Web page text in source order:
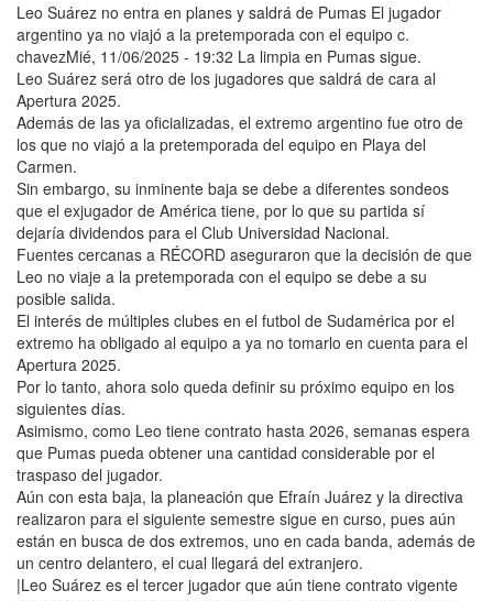
Leo Suárez no entra en planes y saldrá de Pumas El jugador
argentino ya no viajó a la pretemporada con el equipo c.
chavezMié, 11/06/2025 - 19:32 La limpia en Pumas sigue.
Leo Suárez será otro de los jugadores que saldrá de cara al
Apertura 2025.
Además de las ya oficializadas, el extremo argentino fue otro de
los que no viajó a la pretemporada del equipo en Playa del
Carmen.
Sin embargo, su inminente baja se debe a diferentes sondeos
que el exjugador de América tiene, por lo que su partida sí
dejaría dividendos para el Club Universidad Nacional.
Fuentes cercanas a RÉCORD aseguraron que la decisión de que
Leo no viaje a la pretemporada con el equipo se debe a su
posible salida.
El interés de múltiples clubes en el futbol de Sudamérica por el
extremo ha obligado al equipo a ya no tomarlo en cuenta para el
Apertura 2025.
Por lo tanto, ahora solo queda definir su próximo equipo en los
siguientes días.
Asimismo, como Leo tiene contrato hasta 2026, semanas espera
que Pumas pueda obtener una cantidad considerable por el
traspaso del jugador.
Aún con esta baja, la planeación que Efraín Juárez y la directiva
realizaron para el siguiente semestre sigue en curso, pues aún
están en busca de dos extremos, uno en cada banda, además de
un centro delantero, el cual llegará del extranjero.
|Leo Suárez es el tercer jugador que aún tiene contrato vigente